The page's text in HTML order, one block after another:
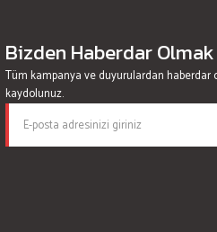
Bizden Haberdar
Tüm kampanya ve duyurulardan
kaydolunuz.